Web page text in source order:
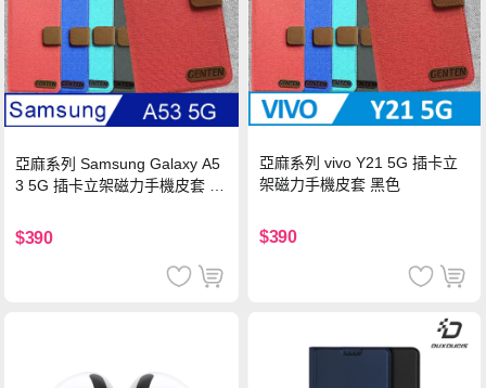
亞麻系列 Samsung Galaxy A5
3 5G 插卡立架磁力手機皮套 藍
$390
亞麻系列 vivo Y21 5G 插卡立
架磁力手機皮套 黑色
$390